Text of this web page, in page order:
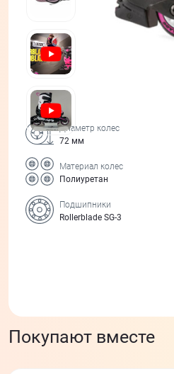
Диаметр колес
72 мм
Материал колес
Полиуретан
Подшипники
Rollerblade SG-3
Покупают вместе